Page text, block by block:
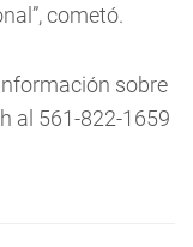
cometó.
sobre
al 561-822-1659